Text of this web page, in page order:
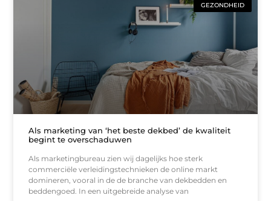
GEZONDHEID
Als marketing van ‘het beste dekbed’ de kwaliteit
begint te overschaduwen
Als marketingbureau zien wij dagelijks hoe sterk
commerciële verleidingstechnieken de online markt
domineren, vooral in de de branche van dekbedden en
beddengoed. In een uitgebreide analyse van